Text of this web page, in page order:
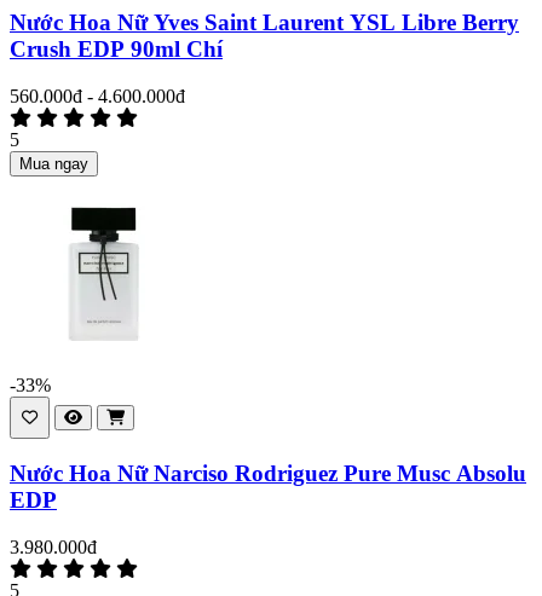
Nước Hoa Nữ Yves Saint Laurent YSL Libre Berry
Crush EDP 90ml Chí
560.000đ - 4.600.000đ
5
Mua ngay
-33%
Nước Hoa Nữ Narciso Rodriguez Pure Musc Absolu
EDP
3.980.000đ
5